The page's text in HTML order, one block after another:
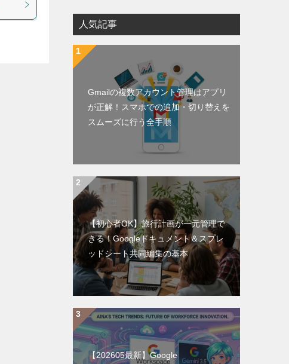
人気記事
Gmailの複数アカウント管理はアプリ
が正解！スマホでの追加・切り替えを
スムーズに行う全手順
【初心者OK】旅行計画が一元管理で
きる！Googleドキュメント＆スプレ
ッドシート共同編集の基本
【202605最新】Google